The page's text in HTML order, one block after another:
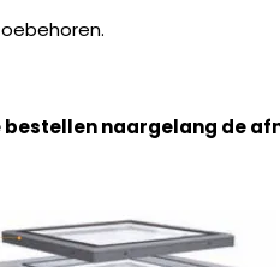
bestellen naargelang de